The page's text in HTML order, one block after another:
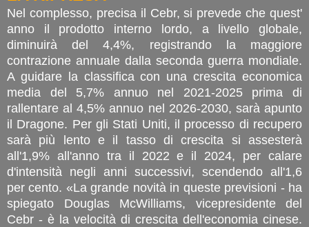
Nel complesso, precisa il Cebr, si prevede che quest'
anno il prodotto interno lordo, a livello globale,
diminuirà del 4,4%, registrando la maggiore
contrazione annuale dalla seconda guerra mondiale.
A guidare la classifica con una crescita economica
media del 5,7% annuo nel 2021-2025 prima di
rallentare al 4,5% annuo nel 2026-2030, sarà apunto
il Dragone. Per gli Stati Uniti, il processo di recupero
sarà più lento e il tasso di crescita si assesterà
all'1,9% all'anno tra il 2022 e il 2024, per calare
d'intensità negli anni successivi, scendendo all'1,6
per cento. «La grande novità in queste previsioni - ha
spiegato Douglas McWilliams, vicepresidente del
Cebr - è la velocità di crescita dell'economia cinese.